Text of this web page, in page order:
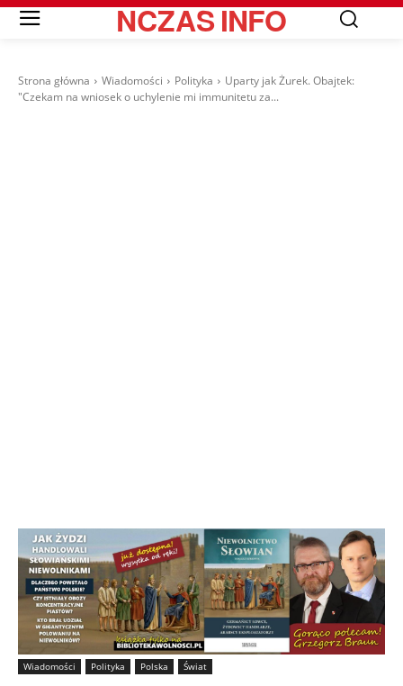
NCZASINFO
Strona główna Wiadomości Polityka
Uparty jak Żurek. Obajtek:
"Czekam na wniosek o uchylenie mi immunitetu za...
Wiadomości Polityka Polska Świat